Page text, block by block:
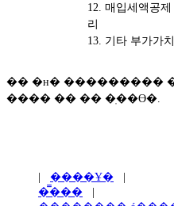
12. 매입세액공
리
13. 기타 부가가
�� �н� ���������
���� �� �� �ֽ��ϴ�.
| ����Ұ�
|
�̿���
|